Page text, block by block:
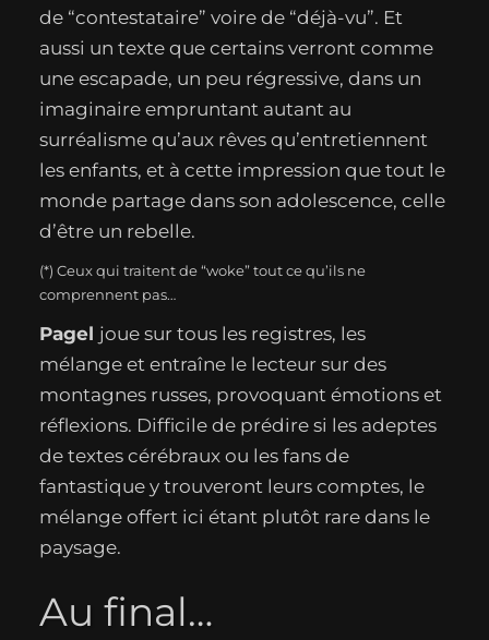
de “contestataire” voire de “déjà-vu”. Et
aussi un texte que certains verront comme
une escapade, un peu régressive, dans un
imaginaire empruntant autant au
surréalisme qu’aux rêves qu’entretiennent
les enfants, et à cette impression que tout le
monde partage dans son adolescence, celle
d’être un rebelle.
(*) Ceux qui traitent de “woke” tout ce qu’ils ne
comprennent pas…
Pagel joue sur tous les registres, les
mélange et entraîne le lecteur sur des
montagnes russes, provoquant émotions et
réflexions. Difficile de prédire si les adeptes
de textes cérébraux ou les fans de
fantastique y trouveront leurs comptes, le
mélange offert ici étant plutôt rare dans le
paysage.
Au final…